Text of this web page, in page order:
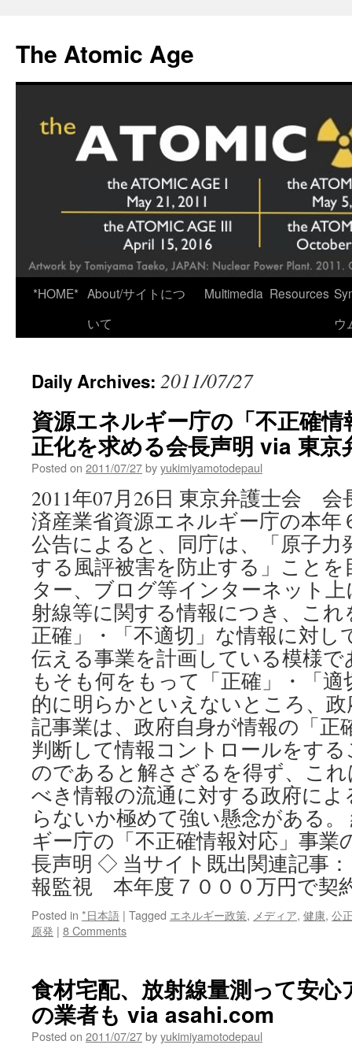
content
The Atomic Age
*HOME* About/サイトにつ
いて
Multimedia Resources
ウ
Daily Archives: 2011/07/27
資源エネルギー庁の「不正確
正化を求める会長声明 via 東京
Posted on 2011/07/27byyukimiyamotodepaul
2011年07月26日 東京弁護士会
済産業省資源エネルギー庁の本年
公告によると、同庁は、「原子力
する風評被害を防止する」こと
ター、ブログ等インターネット
射線等に関する情報につき、こ
正確」・「不適切」な情報に対し
伝える事業を計画している模様
もそも何をもって「正確」・「
的に明らかといえないところ、
記事業は、政府自身が情報の「正
判断して情報コントロールをす
のであると解さざるを得ず、こ
べき情報の流通に対する政府に
らないか極めて強い懸念がある
ギー庁の「不正確情報対応」事業
長声明 ◇ 当サイト既出関連記事
報監視 本年度７０００万円で契
Posted in *日本語 | Tagged エネルギー政策, メディア, 健康, 公
原発 | 8 Comments
食材宅配、放射線量測って安
の業者も via asahi.com
Posted on 2011/07/27byyukimiyamotodepaul